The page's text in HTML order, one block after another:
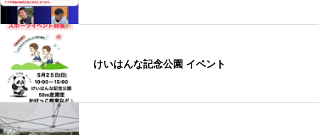
けいはんな記念公園 イベント